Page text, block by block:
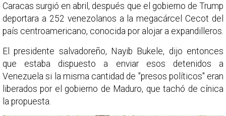
Caracas surgió en abril, después que el gobierno de Trump
deportara a 252 venezolanos a la megacárcel Cecot del
país centroamericano, conocida por alojar a expandilleros.
El presidente salvadoreño, Nayib Bukele, dijo entonces
que estaba dispuesto a enviar esos detenidos a
Venezuela si la misma cantidad de "presos políticos" eran
liberados por el gobierno de Maduro, que tachó de cínica
la propuesta.